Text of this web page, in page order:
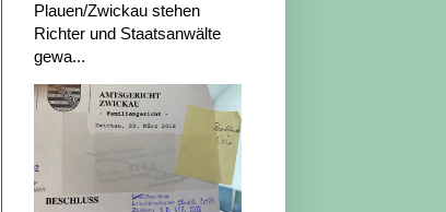
Plauen/Zwickau stehen
Richter und Staatsanwälte
gewa...